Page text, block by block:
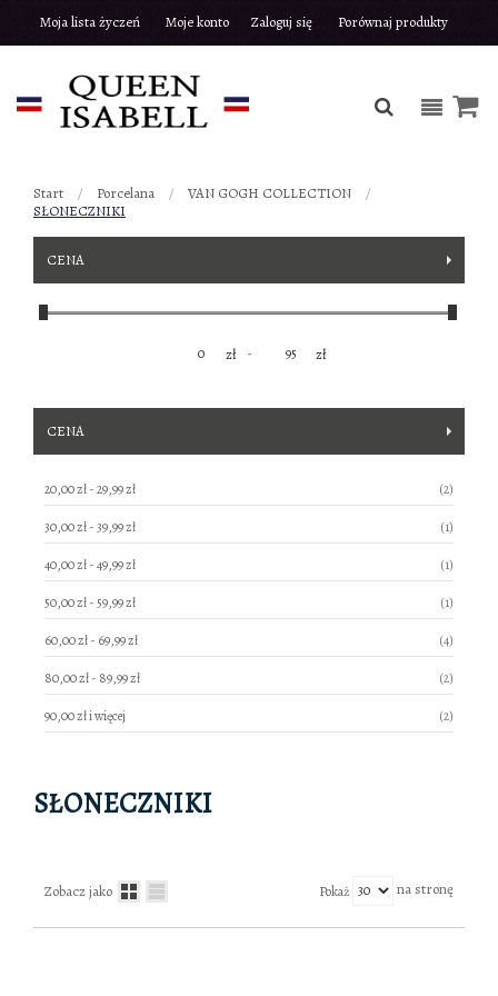
Moja lista życzeń Moje konto Zaloguj się Porównaj produkty
Start Porcelana
VAN GOGH COLLECTION
SŁONECZNIKI
CENA
zł - zł
CENA
20,00 zł-29,99 zł 2produkty
30,00 zł-39,99 zł 1produkt
40,00 zł-49,99 zł 1produkt
50,00 zł-59,99 zł 1produkt
60,00 zł- 69,99 zł 4produkty
80,00 zł- 89,99 zł 2produkty
90,00 złi więcej 2produkty
SŁONECZNIKI
Zobacz jako Pokaż na stronę